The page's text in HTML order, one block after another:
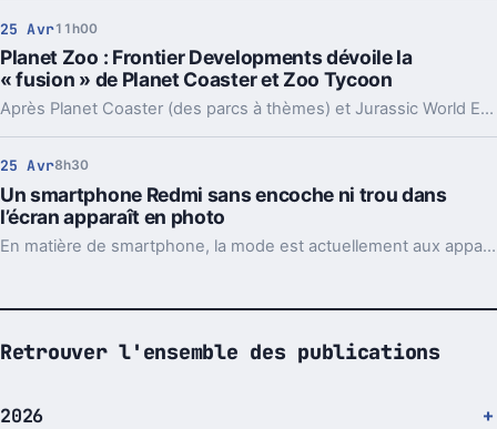
25 Avr11h00
Planet Zoo : Frontier Developments dévoile la
« fusion » de Planet Coaster et Zoo Tycoon
Après Planet Coaster (des parcs à thèmes) et Jurassic World Evolution (dinosaures), le studio britannique Frontier Developments va enchaîner avec un nouveau jeu de gestion mettant en scène les animaux du monde.
25 Avr8h30
Un smartphone Redmi sans encoche ni trou dans
l’écran apparaît en photo
En matière de smartphone, la mode est actuellement aux appareils sans encoche ni trou dans l'écran. La rumeur veut que Redmi prépare un tel appareil... et voici qu'il apparaîtrait justement en photo.
Retrouver l'ensemble des publications
2026